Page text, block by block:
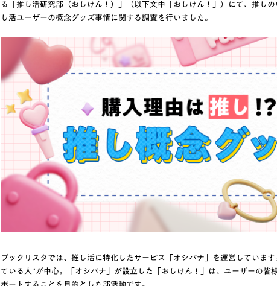
る「推し活研究部（おしけん！）」（以下文中「おしけん！」）にて、推し
し活ユーザーの概念グッズ事情に関する調査を行いました。
ブックリスタでは、推し活に特化したサービス「オシバナ」を運営しています
ている人”が中心。「オシバナ」が設立した「おしけん！」は、ユーザーの皆